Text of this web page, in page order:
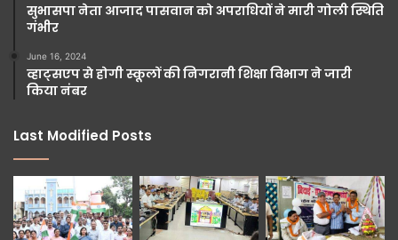
सुभासपा नेता आजाद पासवान को अपराधियों ने मारी गोली स्थिति
गंभीर
June 16, 2024
व्हाट्सएप से होगी स्कूलों की निगरानी शिक्षा विभाग ने जारी
किया नंबर
Last Modified Posts